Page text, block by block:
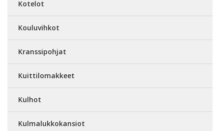
Kotelot
Kouluvihkot
Kranssipohjat
Kuittilomakkeet
Kulhot
Kulmalukkokansiot